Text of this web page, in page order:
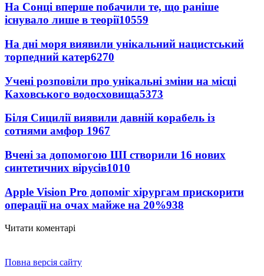
На Сонці вперше побачили те, що раніше
існувало лише в теорії10559
На дні моря виявили унікальний нацистський
торпедний катер6270
Учені розповіли про унікальні зміни на місці
Каховського водосховища5373
Біля Сицилії виявили давній корабель із
сотнями амфор 1967
Вчені за допомогою ШІ створили 16 нових
синтетичних вірусів1010
Apple Vision Pro допоміг хірургам прискорити
операції на очах майже на 20%938
Читати коментарі
Повна версія сайту